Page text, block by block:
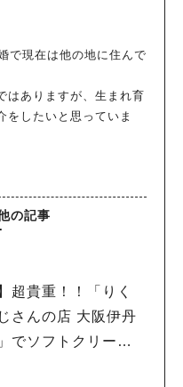
で現在は他の地に住んで
はありますが、生まれ育
をしたいと思っていま
の記事
超貴重！！「りく
さんの店 大阪伊丹
でソフトクリー